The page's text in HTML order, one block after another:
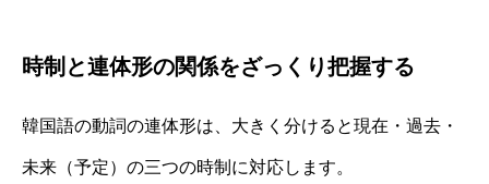
時制と連体形の関係をざっくり把握する
韓国語の動詞の連体形は、大きく分けると現在・過去・
未来（予定）の三つの時制に対応します。